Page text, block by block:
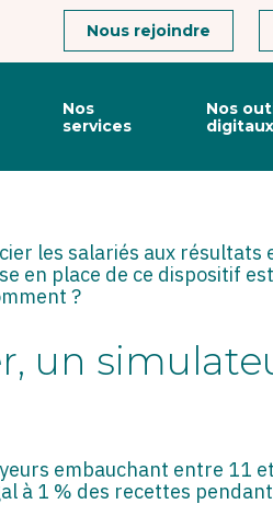
Nous rejoindre
Nos
services
Nos
digitaux
les salariés aux
en place de ce dispositif
?
un
embauchant entre 11
à 1 % des recettes